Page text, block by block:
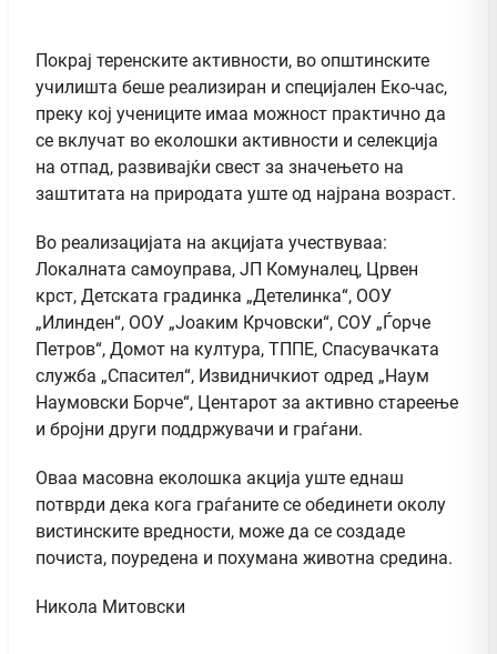
Покрај теренските активности, во општинските
училишта беше реализиран и специјален Еко-час,
преку кој учениците имаа можност практично да
се вклучат во еколошки активности и селекција
на отпад, развивајќи свест за значењето на
заштитата на природата уште од најрана возраст.
Во реализацијата на акцијата учествуваа:
Локалната самоуправа, ЈП Комуналец, Црвен
крст, Детската градинка „Детелинка“, ООУ
„Илинден“, ООУ „Јоаким Крчовски“, СОУ „Ѓорче
Петров“, Домот на култура, ТППЕ, Спасувачката
служба „Спасител“, Извидничкиот одред „Наум
Наумовски Борче“, Центарот за активно стареење
и бројни други поддржувачи и граѓани.
Оваа масовна еколошка акција уште еднаш
потврди дека кога граѓаните се обединети околу
вистинските вредности, може да се создаде
почиста, поуредена и похумана животна средина.
Никола Митовски